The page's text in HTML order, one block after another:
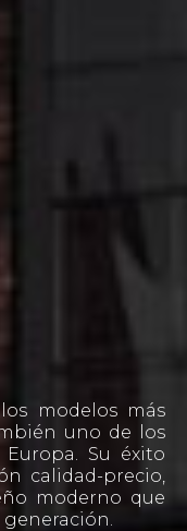
modelos más
uno de los
Su éxito
calidad-precio,
moderno que